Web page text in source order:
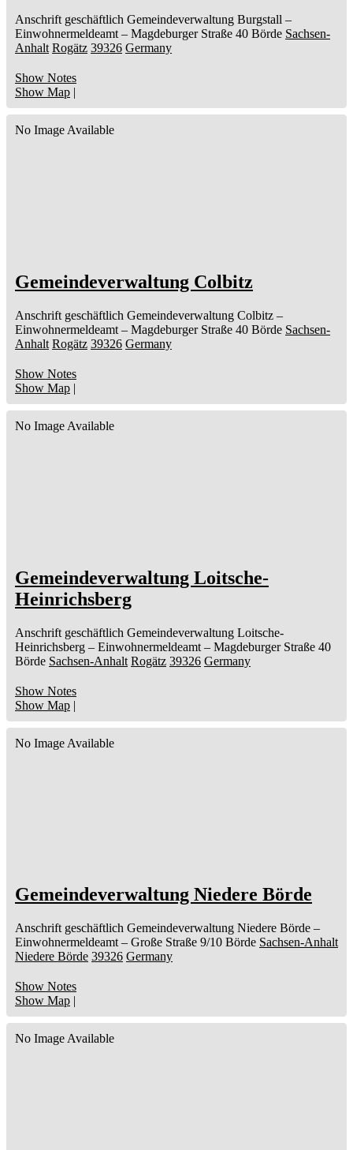
Anschrift geschäftlich Gemeindeverwaltung Burgstall –
Einwohnermeldeamt – Magdeburger Straße 40 Börde Sachsen-
Anhalt Rogätz 39326 Germany
Show Notes
Show Map |
No Image Available
Gemeindeverwaltung Colbitz
Anschrift geschäftlich Gemeindeverwaltung Colbitz –
Einwohnermeldeamt – Magdeburger Straße 40 Börde Sachsen-
Anhalt Rogätz 39326 Germany
Show Notes
Show Map |
No Image Available
Gemeindeverwaltung Loitsche-
Heinrichsberg
Anschrift geschäftlich Gemeindeverwaltung Loitsche-
Heinrichsberg – Einwohnermeldeamt – Magdeburger Straße 40
Börde Sachsen-Anhalt Rogätz 39326 Germany
Show Notes
Show Map |
No Image Available
Gemeindeverwaltung Niedere Börde
Anschrift geschäftlich Gemeindeverwaltung Niedere Börde –
Einwohnermeldeamt – Große Straße 9/10 Börde Sachsen-Anhalt
Niedere Börde 39326 Germany
Show Notes
Show Map |
No Image Available